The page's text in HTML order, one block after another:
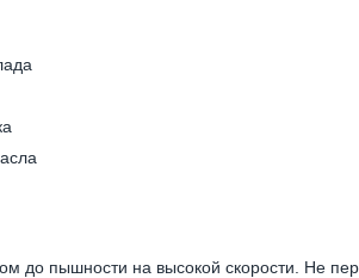
до пышности на высокой скорости. Не